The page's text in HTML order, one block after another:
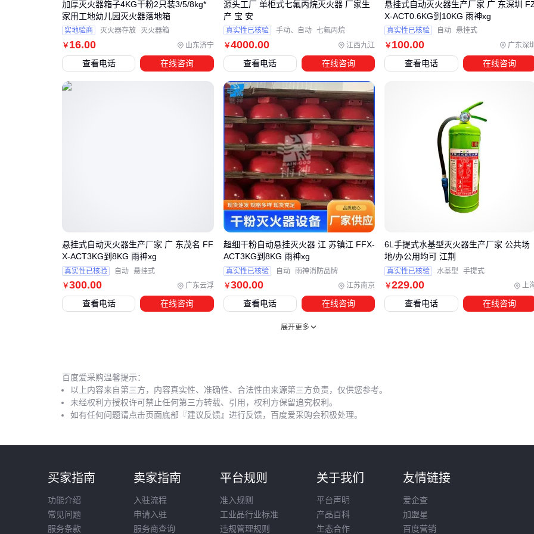
需要特别关注的配套设备包括：
：用于紧急破拆，尤其在设备故障或通道堵塞时
灭火器支架
：确保设备固定牢靠，避免意外跌落
消防手套
：保护操作者免受低温或化学伤害
气密性检测仪：定期检查灭火器密封性能
其中消防斧的选择要兼顾破拆效率和安全性。对于存放精密设
备的场所，建议选用带有防滑手柄和可控破拆面的型号，既能
快速打开通道，又不会造成二次伤害。
配套设备的投入看似增加成本，实则能显著提升整体消防系统
的可靠性。建议根据实际使用场景，至少配备基础的操作防护
工具和固定装置。
五、操作不当可能影响灭火效果？注意这些细节
不能灭油的灭火器对使用和维护有更高要求。常见的操作误区
未检查压力表直接使用
在密闭空间未佩戴
维护环节最容易被忽视的是定期充装。这类灭火器需要专用充
装设备，普通维修点可能不具备资质。建议选择带有压力自检
功能的型号，或配备
使用后，应检查喷嘴是否堵塞，连接部件是否松动。
选择不能灭油的灭火器时，既要关注其特殊的灭火性能，也要
统筹考虑配套设备和使用规范。建议先明确使用场景和防护对
象，再评估消防斧等辅助工具的必要性，最后制定定期检测计
￥16.00 山东济宁
加厚灭火器箱子4KG干粉2只装3/5/8kg*
家用工地幼儿园灭火器落地箱
实地验商 灭火器存放 灭火器箱
查看电话 在线咨询
￥4000.00 江西九江
源头工厂 单柜式七氟丙烷灭火器 厂家生
产 宝 安
真实性已核验 手动、自动 七氟丙烷
查看电话 在线咨询
￥100.00 广东深
悬挂式自动灭火器生产厂家 广 东深圳
X-ACT0.6KG到10KG 雨神xg
真实性已核验 自动 悬挂式
查看电话 在线咨询
￥300.00 广东云浮
悬挂式自动灭火器生产厂家 广 东茂名 FF
X-ACT3KG到8KG 雨神xg
真实性已核验 自动 悬挂式
查看电话 在线咨询
￥300.00 江苏南京
超细干粉自动悬挂灭火器 江 苏镇江 FFX-
ACT3KG到8KG 雨神xg
真实性已核验 自动 雨神消防品牌
查看电话 在线咨询
￥229.00 上
6L手提式水基型灭火器生产厂家 公共场
地/办公用均可 江荆
真实性已核验 水基型 手提式
查看电话 在线咨询
展开更多
百度爱采购温馨提示：
以上内容来自第三方，内容真实性、准确性、合法性由来源第三方负责，仅供您参考。
未经权利方授权许可禁止任何第三方转载、引用，权利方保留追究权利。
如有任何问题请点击页面底部『建议反馈』进行反馈，百度爱采购会积极处理。
买家指南
功能介绍
常见问题
服务条款
卖家指南
入驻流程
申请入驻
服务商查询
平台规则
准入规则
工业品行业标准
违规管理规则
关于我们
平台声明
产品百科
生态合作
友情链接
爱企查
加盟星
百度营销